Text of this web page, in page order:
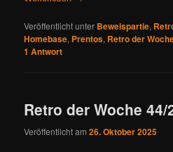
Veröffentlicht unter Beweispartie,
Homebase, Prentos, Retro der
1 Antwort
Retro der Woche 44/
Veröffentlicht am26. Oktober 2025